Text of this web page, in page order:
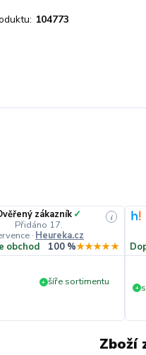
104773
zákazník ✓
Přidáno 17.
· Heureka.cz
i
obchod 100 %★★★★★
+ šíře sortimentu +
Zboží